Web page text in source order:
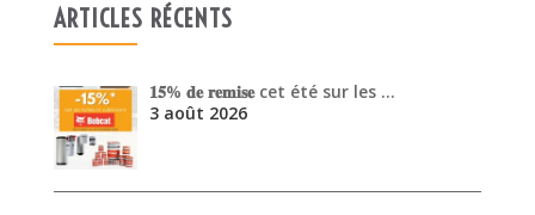
ARTICLES RÉCENTS
𝟏𝟓% 𝐝𝐞 𝐫𝐞𝐦𝐢𝐬𝐞 cet été sur les …
3 août 2026